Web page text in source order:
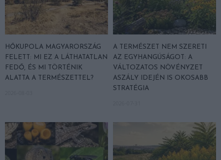
HŐKUPOLA MAGYARORSZÁG
FELETT: MI EZ A LÁTHATATLAN
FEDŐ, ÉS MI TÖRTÉNIK
ALATTA A TERMÉSZETTEL?
A TERMÉSZET NEM SZERETI
AZ EGYHANGÚSÁGOT: A
VÁLTOZATOS NÖVÉNYZET
ASZÁLY IDEJÉN IS OKOSABB
STRATÉGIA